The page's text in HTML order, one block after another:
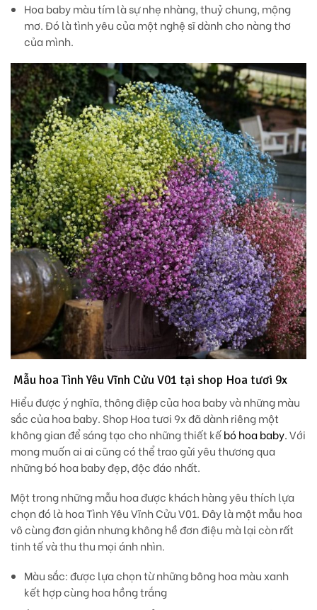
Hoa baby màu tímlà sự nhẹ nhàng, thuỷ chung, mộng
mơ. Đó là tình yêu của một nghệ sĩ dành cho nàng thơ
của mình.
Mẫu hoa Tình Yêu Vĩnh Cửu V01 tại shop Hoa tươi 9x
Hiểu được ý nghĩa, thông điệp của hoa baby và những màu
sắc của hoa baby. Shop Hoa tươi 9x đã dành riêng một
không gian để sáng tạo cho những thiết kếbó hoa baby.Với
mong muốn ai ai cũng có thể trao gửi yêu thương qua
những bó hoa baby đẹp, độc đáo nhất.
Một trong những mẫu hoa được khách hàng yêu thích lựa
chọn đó là hoa Tình Yêu Vĩnh Cửu V01. Đây là một mẫu hoa
vô cùng đơn giản nhưng không hề đơn điệu mà lại còn rất
tinh tế và thu thu mọi ánh nhìn.
Màu sắc: được lựa chọn từ những bông hoa màu xanh
kết hợp cùng hoa hồng trắng